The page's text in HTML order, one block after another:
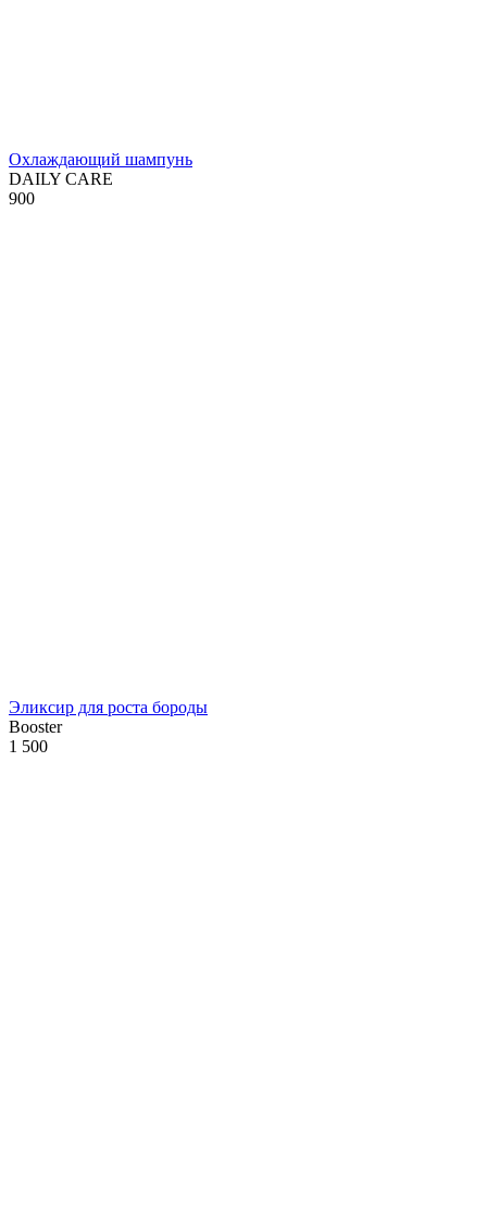
Охлаждающий шампунь
DAILY CARE
900
Эликсир для роста бороды
Booster
1 500